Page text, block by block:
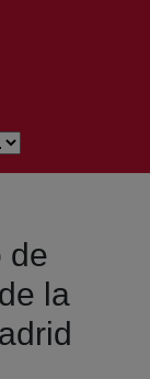
de
la